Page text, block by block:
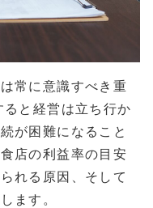
常に意識すべき重
と経営は立ち行か
が困難になること
店の利益率の目安
れる原因、そして
ます。